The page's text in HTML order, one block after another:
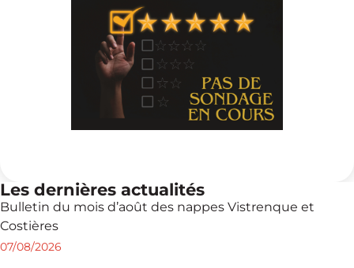
Les dernières actualités
Bulletin du mois d’août des nappes Vistrenque et
Costières
07/08/2026